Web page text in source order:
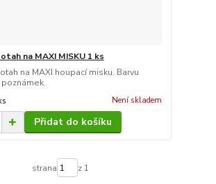
na MAXI MISKU 1 ks
na MAXI houpací misku. Barvu
Není skladem
Přidat do košíku
strana z 1